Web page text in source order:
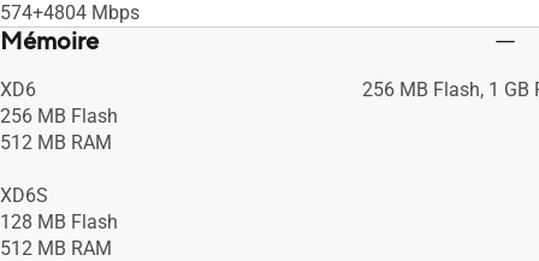
574+4804 Mbps
Mémoire
XD6
256 MB Flash
512 MB RAM
XD6S
128 MB Flash
512 MB RAM
256 MB Flash, 1 GB